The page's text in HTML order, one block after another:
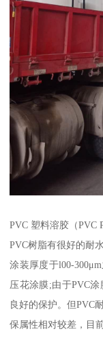
PVC 塑料溶胶（PVC
PVC树脂有很好的耐
涂装厚度于l00-
压花涂膜;由于PVC
良好的保护。但PVC
保属性相对较差，目